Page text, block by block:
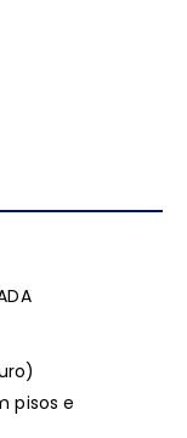
pisos e